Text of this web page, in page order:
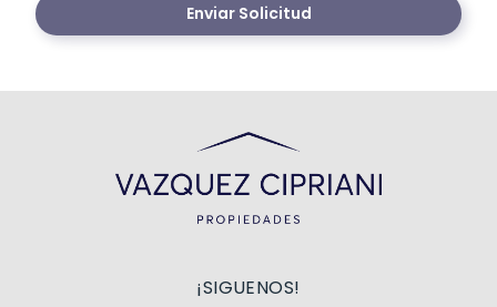
Enviar Solicitud
¡SIGUENOS!